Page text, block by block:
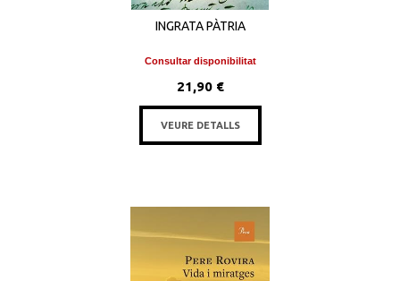
INGRATA PÀTRIA
Consultar disponibilitat
21,90 €
VEURE DETALLS